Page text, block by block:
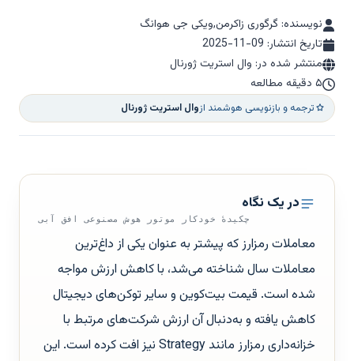
نویسنده: گرگوری زاکرمن,ویکی جی هوانگ
تاریخ انتشار: 2025-11-09
منتشر شده در: وال استریت ژورنال
۵ دقیقه مطالعه
ترجمه و بازنویسی هوشمند ازوال استریت ژورنال
در یک نگاه
چکیدهٔ خودکار موتور هوش مصنوعی افق آبی
معاملات رمزارز که پیشتر به عنوان یکی از داغ‌ترین
معاملات سال شناخته می‌شد، با کاهش ارزش مواجه
شده است. قیمت بیت‌کوین و سایر توکن‌های دیجیتال
کاهش یافته و به‌دنبال آن ارزش شرکت‌های مرتبط با
خزانه‌داری رمزارز مانند Strategy نیز افت کرده‌ است. این